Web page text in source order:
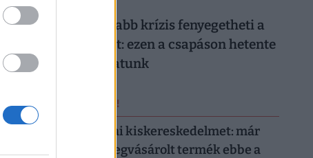
2026. augusztus 7.
Hiába a jó hírek, újabb krízis fenyegetheti a
magyar gazdaságot: ezen a csapáson hetente
milliárdokat bukhatunk
ERRŐL NE MARADJ LE!
Letarolták az európai kiskereskedelmet: már
minden második megvásárolt termék ebbe a